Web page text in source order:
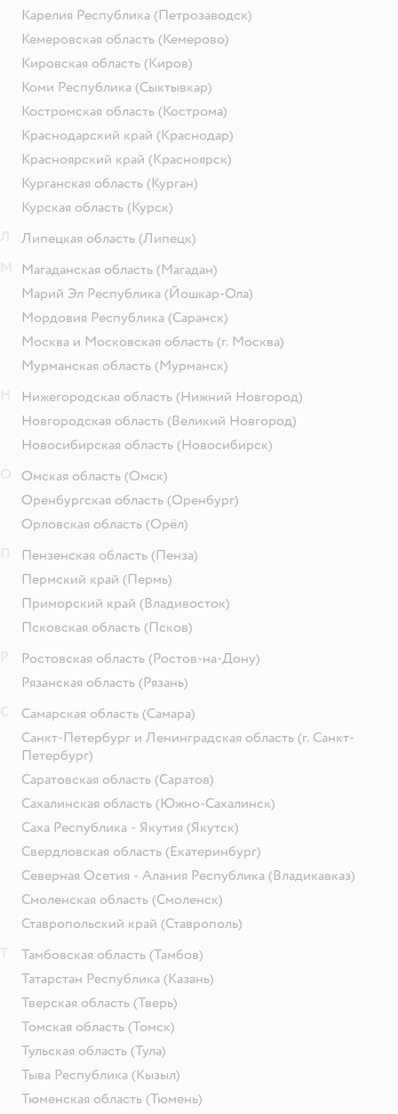
Карелия Республика (Петрозаводск)
Кемеровская область (Кемерово)
Кировская область (Киров)
Коми Республика (Сыктывкар)
Костромская область (Кострома)
Краснодарский край (Краснодар)
Красноярский край (Красноярск)
Курганская область (Курган)
Курская область (Курск)
Липецкая область (Липецк)
Магаданская область (Магадан)
Марий Эл Республика (Йошкар-Ола)
Мордовия Республика (Саранск)
Москва и Московская область (г. Москва)
Мурманская область (Мурманск)
Нижегородская область (Нижний Новгород)
Новгородская область (Великий Новгород)
Новосибирская область (Новосибирск)
Омская область (Омск)
Оренбургская область (Оренбург)
Орловская область (Орёл)
Пензенская область (Пенза)
Пермский край (Пермь)
Приморский край (Владивосток)
Псковская область (Псков)
Ростовская область (Ростов-на-Дону)
Рязанская область (Рязань)
Самарская область (Самара)
Санкт-Петербург и Ленинградская область (г. Санкт-
Петербург)
Саратовская область (Саратов)
Сахалинская область (Южно-Сахалинск)
Саха Республика - Якутия (Якутск)
Свердловская область (Екатеринбург)
Северная Осетия - Алания Республика (Владикавказ)
Смоленская область (Смоленск)
Ставропольский край (Ставрополь)
Тамбовская область (Тамбов)
Татарстан Республика (Казань)
Тверская область (Тверь)
Томская область (Томск)
Тульская область (Тула)
Тыва Республика (Кызыл)
Тюменская область (Тюмень)